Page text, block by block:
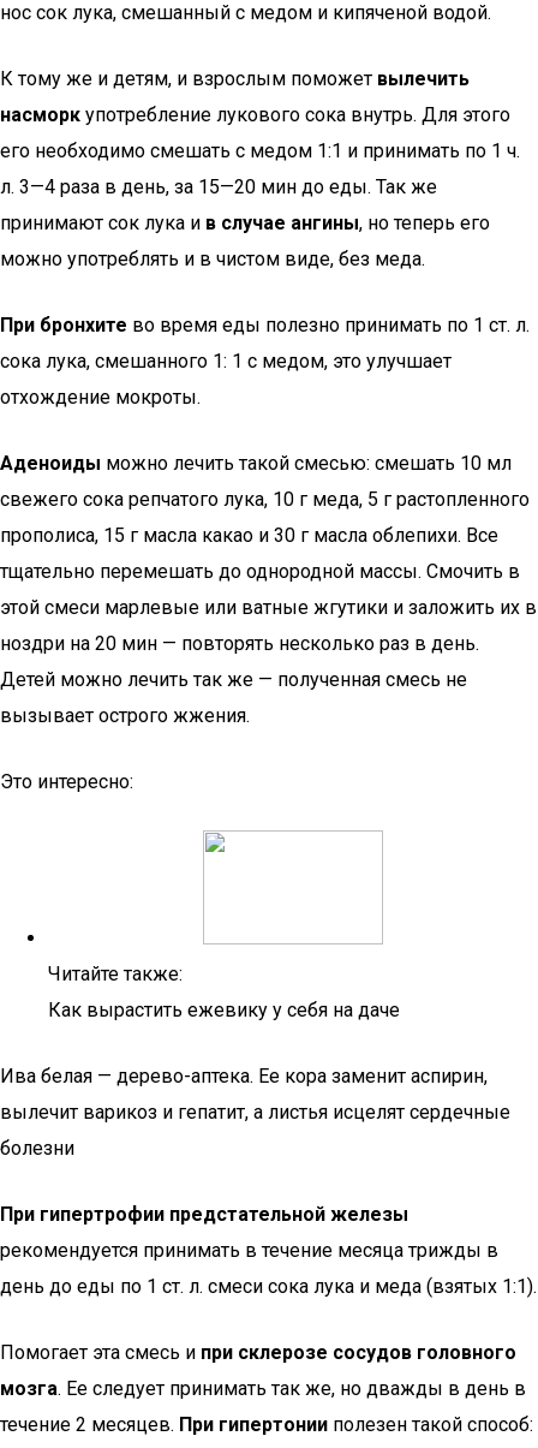
нос сок лука, смешанный с медом и кипяченой водой.
К тому же и детям, и взрослым поможет вылечить
насморк употребление лукового сока внутрь. Для этого
его необходимо смешать с медом 1:1 и принимать по 1 ч.
л. 3—4 раза в день, за 15—20 мин до еды. Так же
принимают сок лука и в случае ангины, но теперь его
можно употреблять и в чистом виде, без меда.
При бронхите во время еды полезно принимать по 1 ст. л.
сока лука, смешанного 1: 1 с медом, это улучшает
отхождение мокроты.
Аденоиды можно лечить такой смесью: смешать 10 мл
свежего сока репчатого лука, 10 г меда, 5 г растопленного
прополиса, 15 г масла какао и 30 г масла облепихи. Все
тщательно перемешать до однородной массы. Смочить в
этой смеси марлевые или ватные жгутики и заложить их в
ноздри на 20 мин — повторять несколько раз в день.
Детей можно лечить так же — полученная смесь не
вызывает острого жжения.
Это интересно:
Читайте также:
Как вырастить ежевику у себя на даче
Ива белая — дерево-аптека. Ее кора заменит аспирин,
вылечит варикоз и гепатит, а листья исцелят сердечные
болезни
При гипертрофии предстательной железы
рекомендуется принимать в течение месяца трижды в
день до еды по 1 ст. л. смеси сока лука и меда (взятых 1:1).
Помогает эта смесь и при склерозе сосудов головного
мозга. Ее следует принимать так же, но дважды в день в
течение 2 месяцев. При гипертонии полезен такой способ: